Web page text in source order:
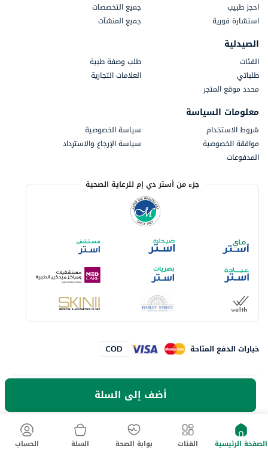
أضف إلى السلة
احجز طبيب
جميع التخصصات
استشارة فورية
جميع المنشآت
الصيدلية
الفئات
طلب وصفة طبية
طلباتي
العلامات التجارية
محدد موقع المتجر
معلومات السياسة
شروط الاستخدام
سياسة الخصوصية
موافقة الخصوصية
سياسة الإرجاع والاسترداد
المدفوعات
جزء من أستر دي إم للرعاية الصحية
خيارات الدفع المتاحة
لا تفوت آخر العروض والخصومات
حمل تطبيق ماي أستر الآن
الصفحة الرئيسية الفئات بوابة الصحة السلة الحساب